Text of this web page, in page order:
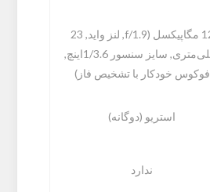
12 مگاپیکسل (f/1.9, لنز واید, 23
میلی‌متری, سایز سنسور 1/3.6اینچ,
فوکوس خودکار با تشخیص فاز)
استریو (دوگانه)
ندارد